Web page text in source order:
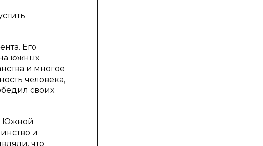
Его
на южных
и многое
человека,
своих
Южной
и
что